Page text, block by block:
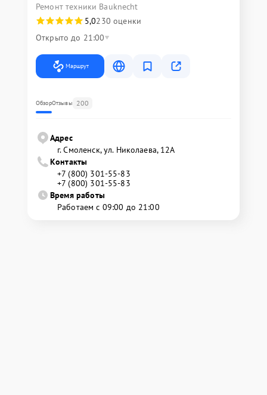
Ремонт техники Bauknecht
5,0230 оценки
Открыто до 21:00
Маршрут
ОбзорОтзывы 200
Адрес
г. Смоленск, ул. Николаева, 12А
Контакты
+7 (800) 301-55-83
+7 (800) 301-55-83
Время работы
Работаем с 09:00 до 21:00